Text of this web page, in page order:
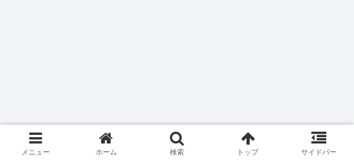
メニュー ホーム 検索 トップ サイドバー